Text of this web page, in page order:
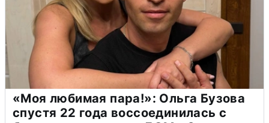
«Моя любимая пара!»: Ольга Бузова
спустя 22 года воссоединилась с